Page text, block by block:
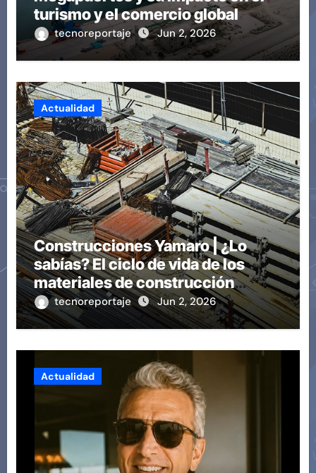
turismo y el comercio global
tecnoreportaje Jun 2, 2026
Actualidad
Construcciones Yamaro | ¿Lo
sabías? El ciclo de vida de los
materiales de construcción
revoluciona eficiencia en
proyectos modernos
tecnoreportaje Jun 2, 2026
Actualidad